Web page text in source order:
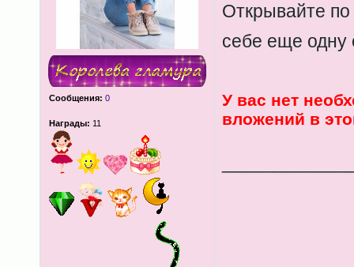
Сообщения: 0
Награды: 11
Открывайте
себе еще одну
У вас нет
вложений в